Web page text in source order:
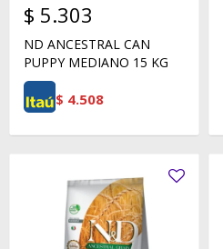
$ 5.303
ND ANCESTRAL CAN
PUPPY MEDIANO 15 KG
$ 4.508